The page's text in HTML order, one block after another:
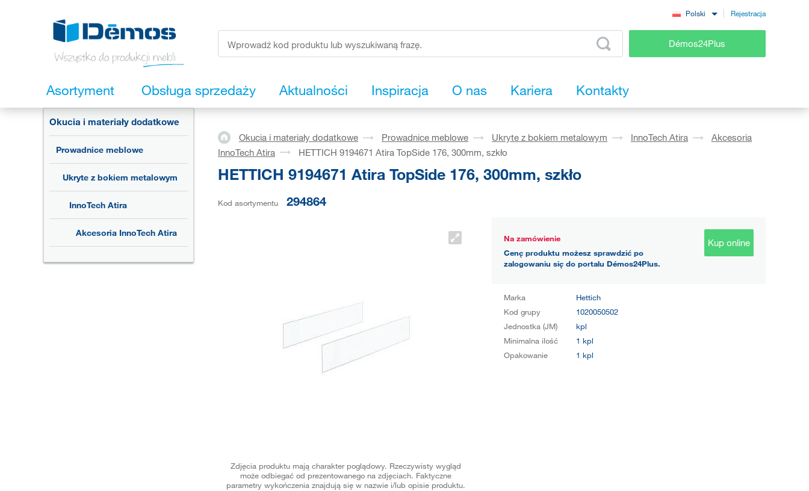
Polski Rejestracja
Démos24Plus
Asortyment Obsługa sprzedaży Aktualności Inspiracja O nas Kariera Kontakty
Okucia i materiały dodatkowe
Prowadnice meblowe
Ukryte z bokiem metalowym
InnoTech Atira
Akcesoria InnoTech Atira
Okucia i materiały dodatkowe Prowadnice meblowe Ukryte z bokiem metalowym InnoTech Atira
Akcesoria
InnoTech Atira
HETTICH 9194671 Atira TopSide 176, 300mm, szkło
HETTICH 9194671 Atira TopSide 176, 300mm, szkło
Kod asortymentu 294864
Zdjęcia produktu mają charakter poglądowy. Rzeczywisty wygląd
może odbiegać od prezentowanego na zdjęciach. Faktyczne
parametry wykończenia znajdują się w nazwie i/lub opisie produktu.
Na zamówienie
Cenę produktu możesz sprawdzić po
zalogowaniu się do portalu Démos24Plus.
Kup online
Marka
Hettich
Kod grupy
1020050502
Jednostka (JM)
kpl
Minimalna ilość
1 kpl
Opakowanie
1 kpl